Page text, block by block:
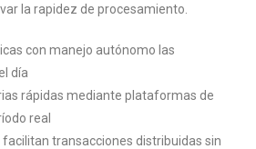
la rapidez de procesamiento.
con manejo autónomo las
día
rápidas mediante plataformas de
real
facilitan transacciones distribuidas sin